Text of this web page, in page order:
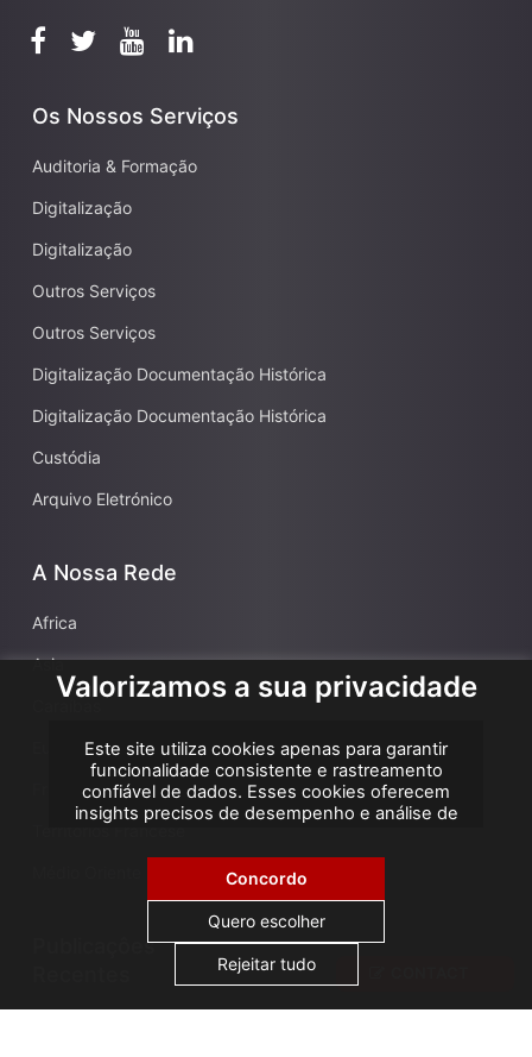
Os Nossos Serviços
Auditoria & Formação
Digitalização
Digitalização
Outros Serviços
Outros Serviços
Digitalização Documentação Histórica
Digitalização Documentação Histórica
Custódia
Arquivo Eletrónico
A Nossa Rede
Africa
Asia
Europa
França
Territórios Francese
Publicaçôes
Valorizamos a sua privacidade
Este site utiliza cookies apenas para garantir
funcionalidade consistente e rastreamento
confiável de dados. Esses cookies oferecem
insights precisos de desempenho e análise de
experiência. Não utilizamos cookies para
publicidade ou remarketing, e nenhum dado
pessoal é vendido ou compartilhado com
terceiros. Ao clicar em "Aceitar todos", você
consente com o uso de cookies.
Concordo
Quero escolher
Rejeitar tudo